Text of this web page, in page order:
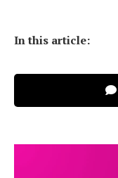
In this article: